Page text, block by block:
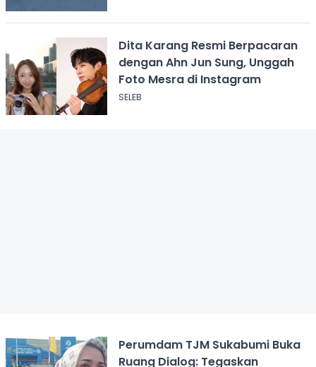
Dita Karang Resmi Berpacaran
dengan Ahn Jun Sung, Unggah
Foto Mesra di Instagram
SELEB
Perumdam TJM Sukabumi Buka
Ruang Dialog: Tegaskan